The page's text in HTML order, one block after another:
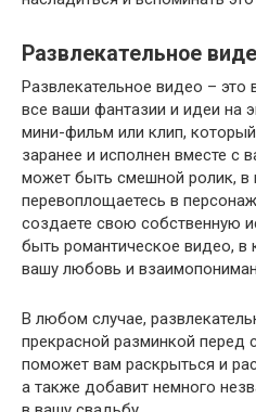
Развлекательное
Развлекательное видео – это
все ваши фантазии и идеи на
мини-фильм или клип,
заранее и исполнен вместе
может быть смешной ролик, в
перевоплощаетесь в
создаете свою собственную
быть романтическое видео, в
вашу любовь и
В любом случае,
прекрасной разминкой
поможет вам раскрыться и
а также добавит немного